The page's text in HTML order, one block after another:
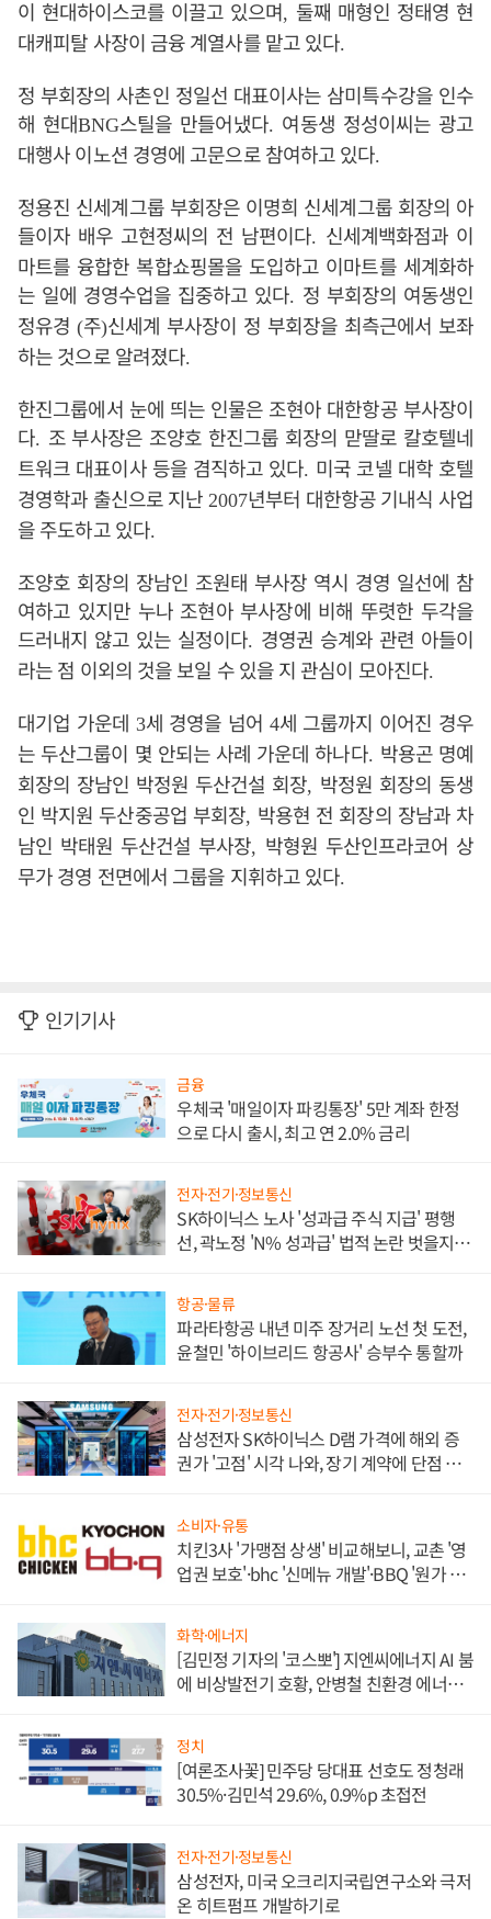
이 현대하이스코를 이끌고 있으며, 둘째 매형인 정태영 현
대캐피탈 사장이 금융 계열사를 맡고 있다.
정 부회장의 사촌인 정일선 대표이사는 삼미특수강을 인수
해 현대BNG스틸을 만들어냈다. 여동생 정성이씨는 광고
대행사 이노션 경영에 고문으로 참여하고 있다.
정용진 신세계그룹 부회장은 이명희 신세계그룹 회장의 아
들이자 배우 고현정씨의 전 남편이다. 신세계백화점과 이
마트를 융합한 복합쇼핑몰을 도입하고 이마트를 세계화하
는 일에 경영수업을 집중하고 있다. 정 부회장의 여동생인
정유경 (주)신세계 부사장이 정 부회장을 최측근에서 보좌
하는 것으로 알려졌다.
한진그룹에서 눈에 띄는 인물은 조현아 대한항공 부사장이
다. 조 부사장은 조양호 한진그룹 회장의 맏딸로 칼호텔네
트워크 대표이사 등을 겸직하고 있다. 미국 코넬 대학 호텔
경영학과 출신으로 지난 2007년부터 대한항공 기내식 사업
을 주도하고 있다.
조양호 회장의 장남인 조원태 부사장 역시 경영 일선에 참
여하고 있지만 누나 조현아 부사장에 비해 뚜렷한 두각을
드러내지 않고 있는 실정이다. 경영권 승계와 관련 아들이
라는 점 이외의 것을 보일 수 있을 지 관심이 모아진다.
대기업 가운데 3세 경영을 넘어 4세 그룹까지 이어진 경우
는 두산그룹이 몇 안되는 사례 가운데 하나다. 박용곤 명예
회장의 장남인 박정원 두산건설 회장, 박정원 회장의 동생
인 박지원 두산중공업 부회장, 박용현 전 회장의 장남과 차
남인 박태원 두산건설 부사장, 박형원 두산인프라코어 상
무가 경영 전면에서 그룹을 지휘하고 있다.
인기기사
금융
우체국 '매일이자 파킹통장' 5만 계좌 한정
으로 다시 출시, 최고 연 2.0% 금리
전자·전기·정보통신
SK하이닉스 노사 '성과급 주식 지급' 평행
선, 곽노정 'N% 성과급' 법적 논란 벗을지 주
항공·물류
파라타항공 내년 미주 장거리 노선 첫 도전,
윤철민 '하이브리드 항공사' 승부수 통할까
전자·전기·정보통신
삼성전자 SK하이닉스 D램 가격에 해외 증
권가 '고점' 시각 나와, 장기 계약에 단점 부
소비자·유통
치킨3사 '가맹점 상생' 비교해보니, 교촌 '영
업권 보호'·bhc '신메뉴 개발'·BBQ '원가 부
화학·에너지
[김민정 기자의 '코스뽀'] 지엔씨에너지 AI 붐
에 비상발전기 호황, 안병철 친환경 에너지
정치
[여론조사꽃] 민주당 당대표 선호도 정청래
30.5%·김민석 29.6%, 0.9%p 초접전
전자·전기·정보통신
삼성전자, 미국 오크리지국립연구소와 극저
온 히트펌프 개발하기로